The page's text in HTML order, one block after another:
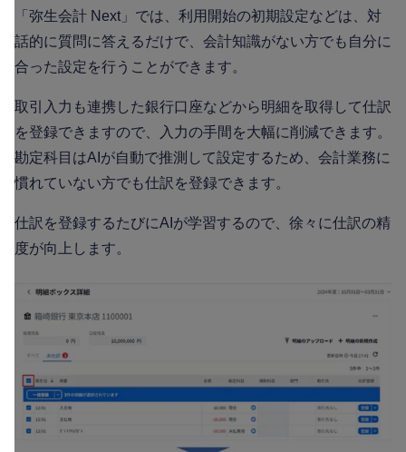
「弥生会計 Next」では、利用開始の初期設定などは、対
話的に質問に答えるだけで、会計知識がない方でも自分に
合った設定を行うことができます。
取引入力も連携した銀行口座などから明細を取得して仕訳
を登録できますので、入力の手間を大幅に削減できます。
勘定科目はAIが自動で推測して設定するため、会計業務に
慣れていない方でも仕訳を登録できます。
仕訳を登録するたびにAIが学習するので、徐々に仕訳の精
度が向上します。